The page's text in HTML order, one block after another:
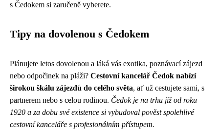
s Čedokem si zaručeně vyberete.
Tipy na dovolenou s Čedokem
Plánujete letos dovolenou a láká vás exotika, poznávací zájezd
nebo odpočinek na pláži? Cestovní kancelář Čedok nabízí
širokou škálu zájezdů do celého světa, ať už cestujete sami, s
partnerem nebo s celou rodinou. Čedok je na trhu již od roku
1920 a za dobu své existence si vybudoval pověst spolehlivé
cestovní kanceláře s profesionálním přístupem.